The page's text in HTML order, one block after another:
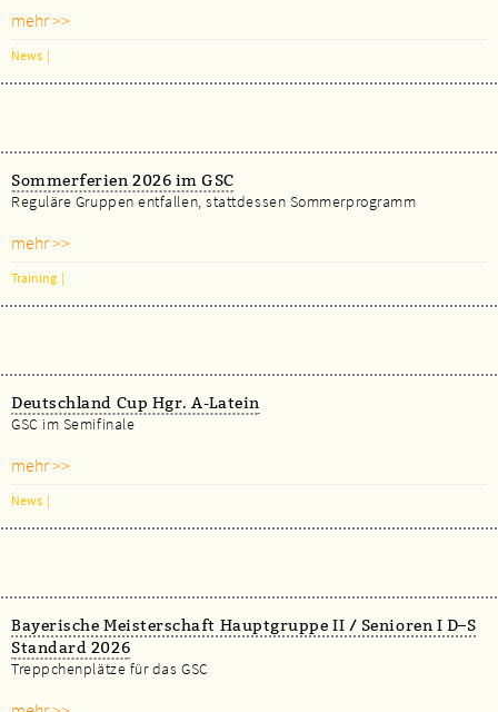
mehr >>
News |
Sommerferien 2026 im GSC
Reguläre Gruppen entfallen, stattdessen Sommerprogramm
mehr >>
Training |
Deutschland Cup Hgr. A-Latein
GSC im Semifinale
mehr >>
News |
Bayerische Meisterschaft Hauptgruppe II / Senioren I D–S
Standard 2026
Treppchenplätze für das GSC